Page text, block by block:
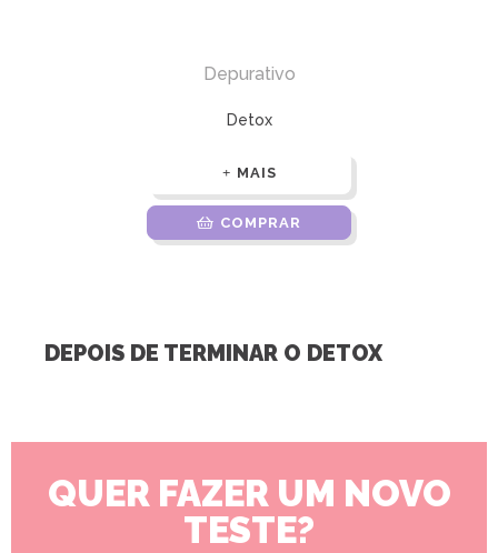
Depurativo
Detox
MAIS
COMPRAR
DEPOIS DE TERMINAR O DETOX
QUER FAZER UM NOVO
TESTE?